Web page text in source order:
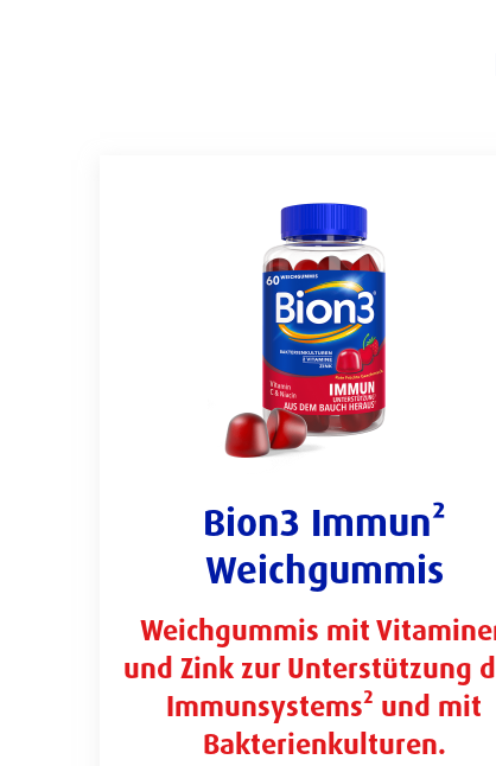
Bion3 Immun²
Weichgummis
Weichgummis mit
und Zink zur Unterstützung
Immunsystems² und mit
Bakterienkulturen.